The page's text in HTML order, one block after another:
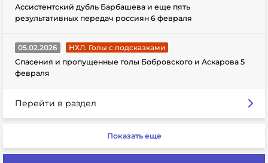
Ассистентский дубль Барбашева и еще пять
результативных передач россиян 6 февраля
05.02.2026
НХЛ. Голы с подсказками
Спасения и пропущенные голы Бобровского и Аскарова 5
февраля
Перейти в раздел
Показать еще